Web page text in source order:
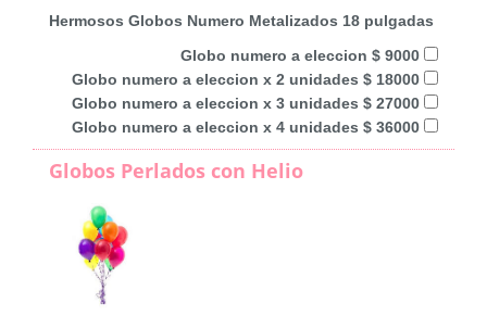
Hermosos Globos Numero Metalizados 18 pulgadas
Globo numero a eleccion $ 9000
Globo numero a eleccion x 2 unidades $ 18000
Globo numero a eleccion x 3 unidades $ 27000
Globo numero a eleccion x 4 unidades $ 36000
Globos Perlados con Helio